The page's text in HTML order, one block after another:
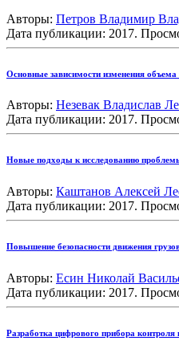
Авторы: Петров Владимир
Дата публикации: 2017.
Основные зависимости изменения
Авторы: Незевак Владислав
Дата публикации: 2017.
Новые подходы к исследованию проблемы
Авторы: Каштанов Алексей
Дата публикации: 2017.
Повышение безопасности движения
Авторы: Есин Николай
Дата публикации: 2017.
Разработка цифрового прибора